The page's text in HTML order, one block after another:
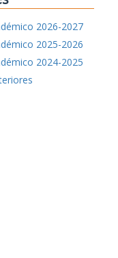
2026-2027
2025-2026
2024-2025